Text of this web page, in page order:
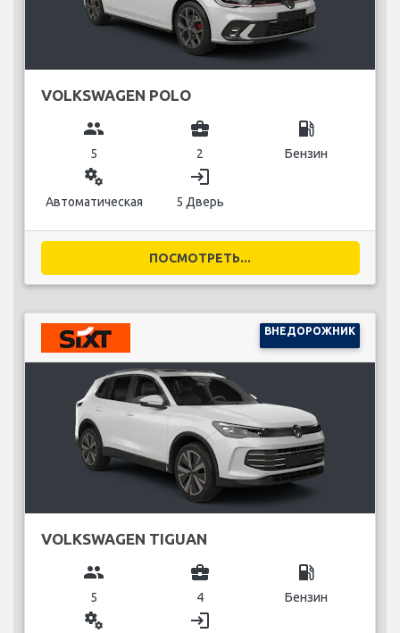
VOLKSWAGEN POLO
group
5
business_center
2
local_gas_station
Бензин
miscellaneous_services
Автоматическая
login
5 Дверь
ПОСМОТРЕТЬ...
ВНЕДОРОЖНИК
VOLKSWAGEN TIGUAN
group
5
business_center
4
local_gas_station
Бензин
miscellaneous_services login